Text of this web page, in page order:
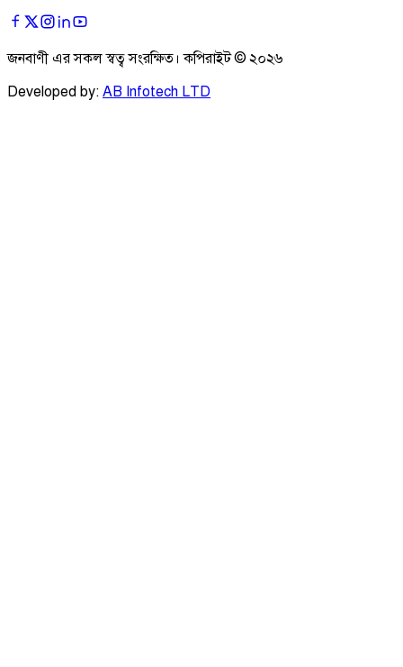
জনবাণী এর সকল স্বত্ব সংরক্ষিত। কপিরাইট © ২০২৬
Developed by: AB Infotech LTD